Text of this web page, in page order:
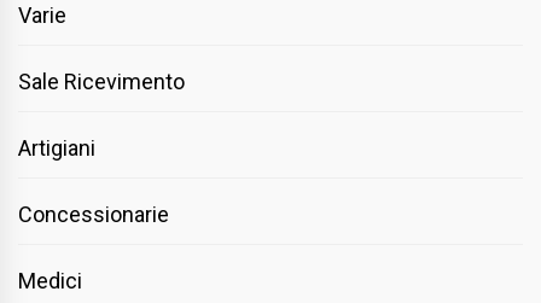
Varie
Sale Ricevimento
Artigiani
Concessionarie
Medici